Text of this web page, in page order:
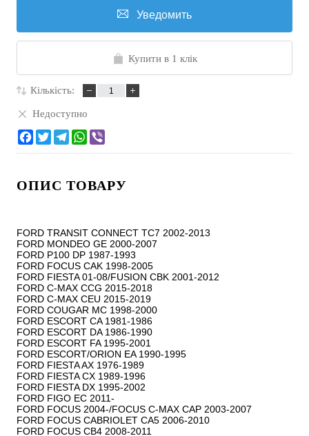
Уведомить
Купити в 1 клік
Кількість:
Недоступно
ОПИС ТОВАРУ
FORD TRANSIT CONNECT TC7 2002-2013
FORD MONDEO GE 2000-2007
FORD P100 DP 1987-1993
FORD FOCUS CAK 1998-2005
FORD FIESTA 01-08/FUSION CBK 2001-2012
FORD C-MAX CCG 2015-2018
FORD C-MAX CEU 2015-2019
FORD COUGAR MC 1998-2000
FORD ESCORT CA 1981-1986
FORD ESCORT DA 1986-1990
FORD ESCORT FA 1995-2001
FORD ESCORT/ORION EA 1990-1995
FORD FIESTA AX 1976-1989
FORD FIESTA CX 1989-1996
FORD FIESTA DX 1995-2002
FORD FIGO EC 2011-
FORD FOCUS 2004-/FOCUS C-MAX CAP 2003-2007
FORD FOCUS CABRIOLET CA5 2006-2010
FORD FOCUS CB4 2008-2011